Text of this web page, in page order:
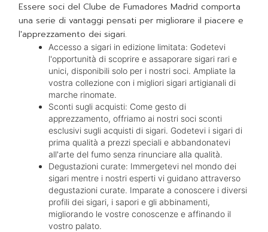
Essere soci del Clube de Fumadores Madrid comporta
una serie di vantaggi pensati per migliorare il piacere e
l'apprezzamento dei sigari.
Accesso a sigari in edizione limitata: Godetevi
l'opportunità di scoprire e assaporare sigari rari e
unici, disponibili solo per i nostri soci. Ampliate la
vostra collezione con i migliori sigari artigianali di
marche rinomate.
Sconti sugli acquisti: Come gesto di
apprezzamento, offriamo ai nostri soci sconti
esclusivi sugli acquisti di sigari. Godetevi i sigari di
prima qualità a prezzi speciali e abbandonatevi
all'arte del fumo senza rinunciare alla qualità.
Degustazioni curate: Immergetevi nel mondo dei
sigari mentre i nostri esperti vi guidano attraverso
degustazioni curate. Imparate a conoscere i diversi
profili dei sigari, i sapori e gli abbinamenti,
migliorando le vostre conoscenze e affinando il
vostro palato.